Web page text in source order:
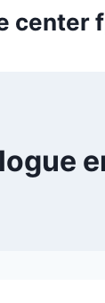
center